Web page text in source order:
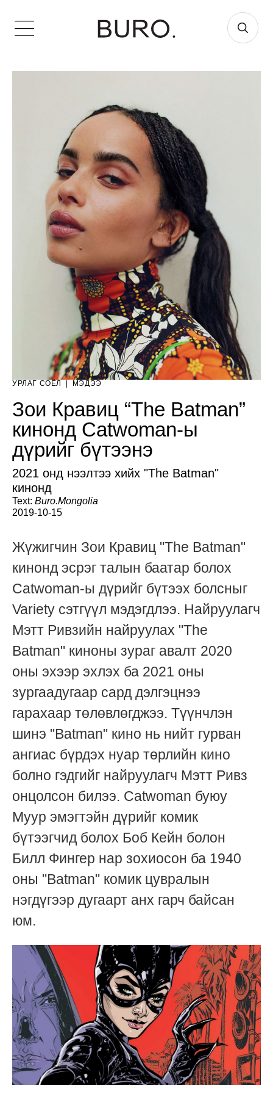
УРЛАГ СОЁЛ | МЭДЭЭ
Зои Кравиц “The Batman”
кинонд Catwoman-ы
дүрийг бүтээнэ
2021 онд нээлтээ хийх "The Batman"
кинонд
Text: Buro.Mongolia
2019-10-15
Жүжигчин Зои Кравиц "The Batman"
кинонд эсрэг талын баатар болох
Catwoman-ы дүрийг бүтээх болсныг
Variety сэтгүүл мэдэгдлээ. Найруулагч
Мэтт Ривзийн найруулах "The
Batman" киноны зураг авалт 2020
оны эхээр эхлэх ба 2021 оны
зургаадугаар сард дэлгэцнээ
гарахаар төлөвлөгджээ. Түүнчлэн
шинэ "Batman" кино нь нийт гурван
ангиас бүрдэх нуар төрлийн кино
болно гэдгийг найруулагч Мэтт Ривз
онцолсон билээ. Catwoman буюу
Муур эмэгтэйн дүрийг комик
бүтээгчид болох Боб Кейн болон
Билл Фингер нар зохиосон ба 1940
оны "Batman" комик цувралын
нэгдүгээр дугаарт анх гарч байсан
юм.